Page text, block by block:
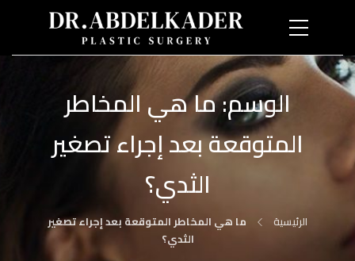
الوسم:ما هي المخاطر
المتوقعة بعد إجراء تصغير
الثدي؟
الرئيسية
ما هي المخاطر المتوقعة بعد إجراء تصغير
الثدي؟